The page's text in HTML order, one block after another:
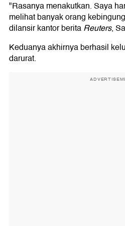
"Rasanya menakutkan. Saya
melihat banyak orang
dilansir kantor beritaReuters,
Keduanya akhirnya berhasil
darurat.